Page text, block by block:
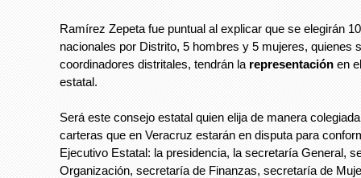
Ramírez Zepeta fue puntual al explicar que se elegirán
nacionales por Distrito, 5 hombres y 5 mujeres, quienes
coordinadores distritales, tendrán la representación en
estatal.
Será este consejo estatal quien elija de manera
carteras que en Veracruz estarán en disputa para
Ejecutivo Estatal: la presidencia, la secretaría General,
Organización, secretaría de Finanzas, secretaría de